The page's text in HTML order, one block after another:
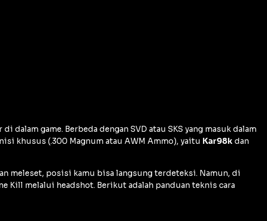
dalam game. Berbeda dengan SVD atau SKS yang masuk dalam
khusus (.300 Magnum atau AWM Ammo), yaitu Kar98k dan
meleset, posisi kamu bisa langsung terdeteksi. Namun, di
Kill melalui headshot. Berikut adalah panduan teknis cara